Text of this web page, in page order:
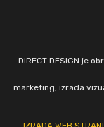
DIRECT DESIGN je
marketing, izrada